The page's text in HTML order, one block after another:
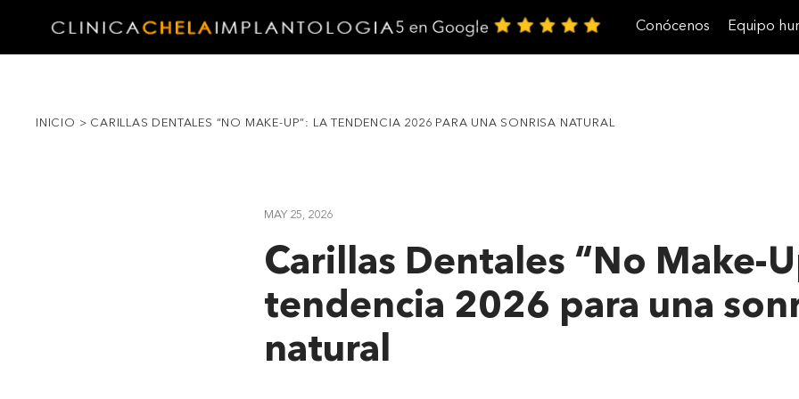
Conócenos Equipo
INICIO > CARILLAS DENTALES “NO MAKE-UP”: LA TENDENCIA 2026 PARA UNA SONRISA NATURAL
MAY 25, 2026
Carillas Dentales “No Make-
tendencia 2026 para una
natural